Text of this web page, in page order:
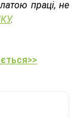
праці, не
.